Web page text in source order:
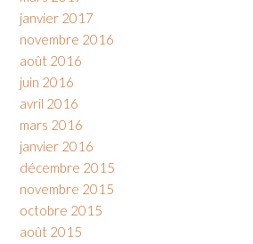
janvier 2017
novembre 2016
août 2016
juin 2016
avril 2016
mars 2016
janvier 2016
décembre 2015
novembre 2015
octobre 2015
août 2015